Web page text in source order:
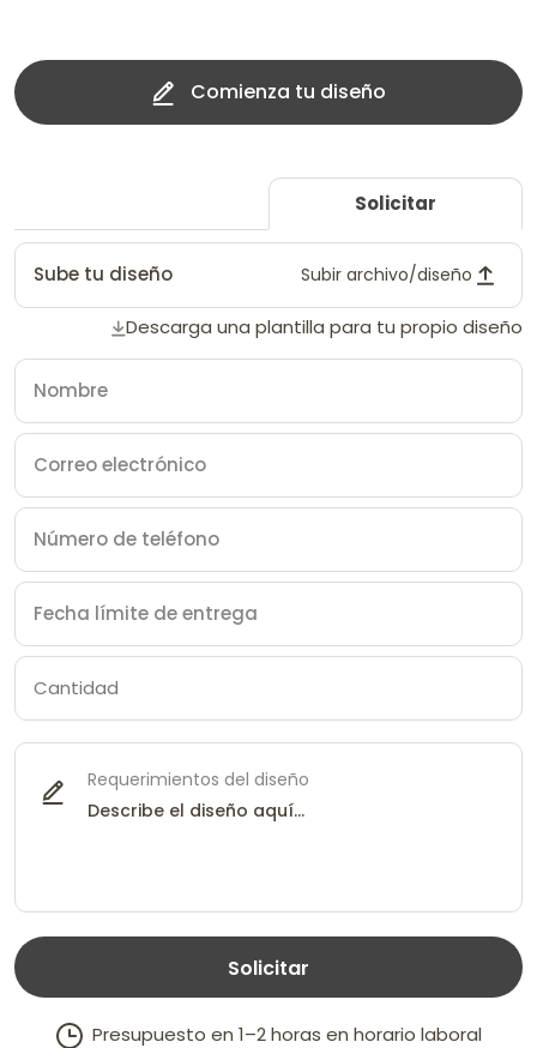
Comienza tu diseño
Solicitar
Sube tu diseño Subir archivo/diseño
Descarga una plantilla para tu propio diseño
Requerimientos del diseño
Solicitar
Presupuesto en 1–2 horas en horario laboral